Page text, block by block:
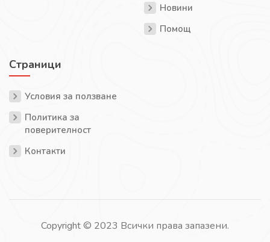
Новини
Помощ
Страници
Условия за ползване
Политика за
поверителност
Контакти
Copyright © 2023 Всички права запазени.